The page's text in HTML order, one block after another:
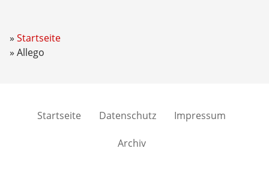
Startseite
Allego
Startseite Datenschutz Impressum
Archiv